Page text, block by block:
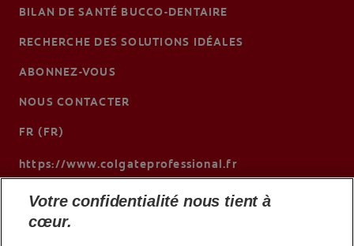
BILAN DE SANTÉ BUCCO-DENTAIRE
RECHERCHE DES SOLUTIONS IDÉALES
ABONNEZ-VOUS
NOUS CONTACTER
FR (FR)
https://www.colgateprofessional.fr
Votre confidentialité nous tient à
cœur.